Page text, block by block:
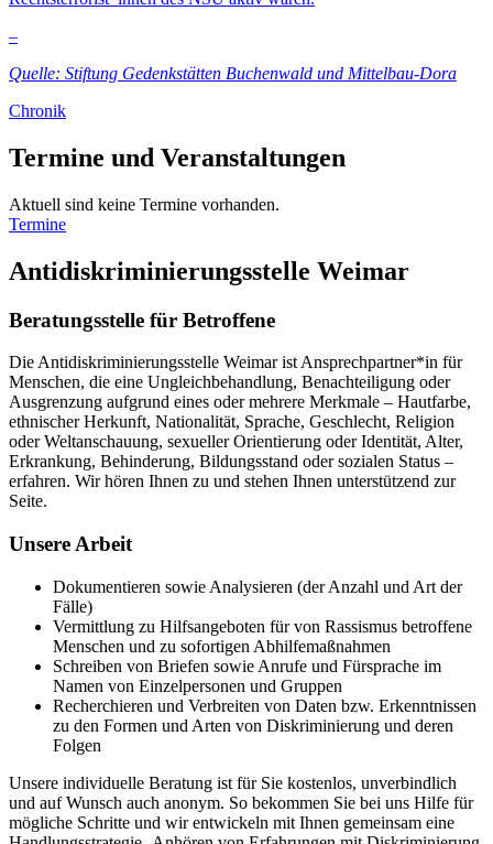
–
Quelle: Stiftung Gedenkstätten Buchenwald und Mittelbau-Dora
Chronik
Termine und Veranstaltungen
Aktuell sind keine Termine vorhanden.
Termine
Antidiskriminierungsstelle Weimar
Beratungsstelle für Betroffene
Die Antidiskriminierungsstelle Weimar ist Ansprechpartner*in für
Menschen, die eine Ungleichbehandlung, Benachteiligung oder
Ausgrenzung aufgrund eines oder mehrere Merkmale – Hautfarbe,
ethnischer Herkunft, Nationalität, Sprache, Geschlecht, Religion
oder Weltanschauung, sexueller Orientierung oder Identität, Alter,
Erkrankung, Behinderung, Bildungsstand oder sozialen Status –
erfahren. Wir hören Ihnen zu und stehen Ihnen unterstützend zur
Seite.
Unsere Arbeit
Dokumentieren sowie Analysieren (der Anzahl und Art der
Fälle)
Vermittlung zu Hilfsangeboten für von Rassismus betroffene
Menschen und zu sofortigen Abhilfemaßnahmen
Schreiben von Briefen sowie Anrufe und Fürsprache im
Namen von Einzelpersonen und Gruppen
Recherchieren und Verbreiten von Daten bzw. Erkenntnissen
zu den Formen und Arten von Diskriminierung und deren
Folgen
Unsere individuelle Beratung ist für Sie kostenlos, unverbindlich
und auf Wunsch auch anonym. So bekommen Sie bei uns Hilfe für
mögliche Schritte und wir entwickeln mit Ihnen gemeinsam eine